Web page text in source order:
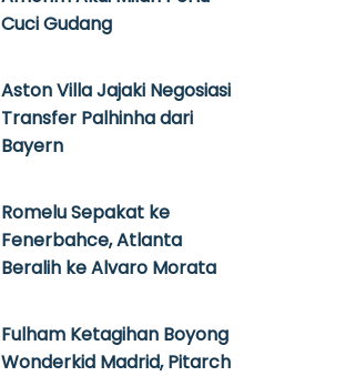
Cuci Gudang
Aston Villa Jajaki Negosiasi
Transfer Palhinha dari
Bayern
Romelu Sepakat ke
Fenerbahce, Atlanta
Beralih ke Alvaro Morata
Fulham Ketagihan Boyong
Wonderkid Madrid, Pitarch